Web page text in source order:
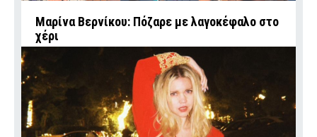
Μαρίνα Βερνίκου: Πόζαρε με λαγοκέφαλο στο
χέρι